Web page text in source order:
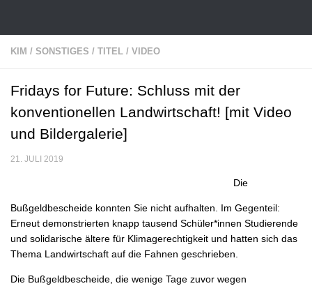
KIM / SONSTIGES / TITEL / VIDEO
Fridays for Future: Schluss mit der
konventionellen Landwirtschaft! [mit Video
und Bildergalerie]
21. JULI 2019
Die
Bußgeldbescheide konnten Sie nicht aufhalten. Im Gegenteil:
Erneut demonstrierten knapp tausend Schüler*innen Studierende
und solidarische ältere für Klimagerechtigkeit und hatten sich das
Thema Landwirtschaft auf die Fahnen geschrieben.
Die Bußgeldbescheide, die wenige Tage zuvor wegen